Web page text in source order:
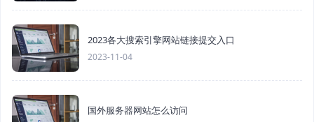
2023各大搜索引擎网站链接提交入口
2023-11-04
国外服务器网站怎么访问